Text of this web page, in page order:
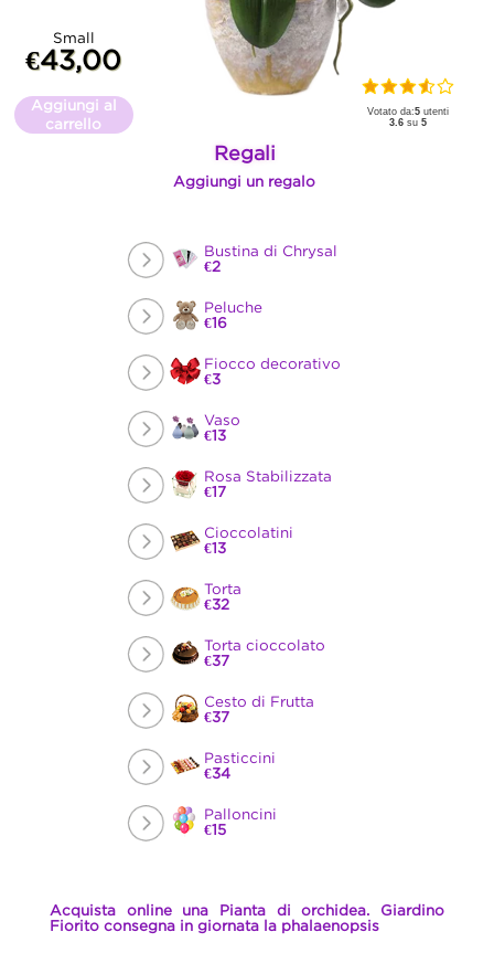
Small
€43,00
Aggiungi al
carrello
Votato da:5 utenti
3.6 su5
Regali
Aggiungi un regalo
Bustina di Chrysal
€2
Peluche
€16
Fiocco decorativo
€3
Vaso
€13
Rosa Stabilizzata
€17
Cioccolatini
€13
Torta
€32
Torta cioccolato
€37
Cesto di Frutta
€37
Pasticcini
€34
Palloncini
€15
Acquista online una Pianta di orchidea. Giardino
Fiorito consegna in giornata la phalaenopsis